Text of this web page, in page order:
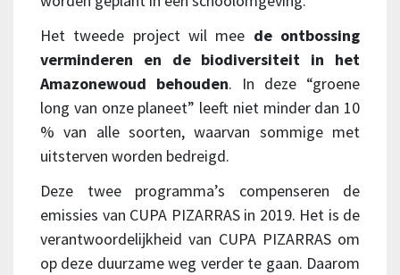
Het tweede project wil mee de ontbossing
verminderen en de biodiversiteit in het
Amazonewoud behouden. In deze “groene
long van onze planeet” leeft niet minder dan 10
% van alle soorten, waarvan sommige met
uitsterven worden bedreigd.
Deze twee programma’s compenseren de
emissies van CUPA PIZARRAS in 2019. Het is de
verantwoordelijkheid van CUPA PIZARRAS om
op deze duurzame weg verder te gaan. Daarom